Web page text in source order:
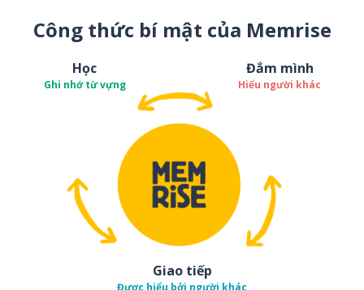
Công thức bí mật của Memrise
Học
Ghi nhớ từ vựng
Đắm mình
Hiểu người khác
Giao tiếp
Được hiểu bởi người khác